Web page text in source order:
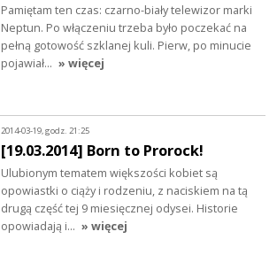
Pamiętam ten czas: czarno-biały telewizor marki
Neptun. Po włączeniu trzeba było poczekać na
pełną gotowość szklanej kuli. Pierw, po minucie
pojawiał… » więcej
2014-03-19, godz. 21:25
[19.03.2014] Born to Prorock!
Ulubionym tematem większości kobiet są
opowiastki o ciąży i rodzeniu, z naciskiem na tą
drugą część tej 9 miesięcznej odysei. Historie
opowiadają i… » więcej